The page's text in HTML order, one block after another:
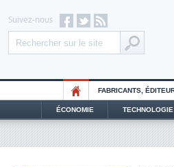
Suivez-nous
FABRICANTS,
ÉCONOMIE TECHNOLOGIE